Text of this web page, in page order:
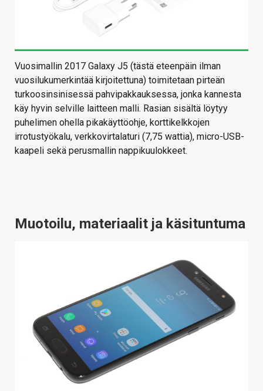
Vuosimallin 2017 Galaxy J5 (tästä eteenpäin ilman
vuosilukumerkintää kirjoitettuna) toimitetaan pirteän
turkoosinsinisessä pahvipakkauksessa, jonka kannesta
käy hyvin selville laitteen malli. Rasian sisältä löytyy
puhelimen ohella pikakäyttöohje, korttikelkkojen
irrotustyökalu, verkkovirtalaturi (7,75 wattia), micro-USB-
kaapeli sekä perusmallin nappikuulokkeet.
Muotoilu, materiaalit ja käsituntuma